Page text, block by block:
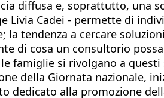
diffusa e, soprattutto, una
Livia Cadei - permette di
tendenza a cercare
di cosa un consultorio
famiglie si rivolgano a
della Giornata nazionale,
dedicato alla promozione